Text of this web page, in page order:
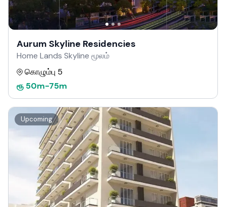
Aurum Skyline Residencies
Home Lands Skyline மூலம்
கொழும்பு 5
ரூ 50m-75m
Upcoming